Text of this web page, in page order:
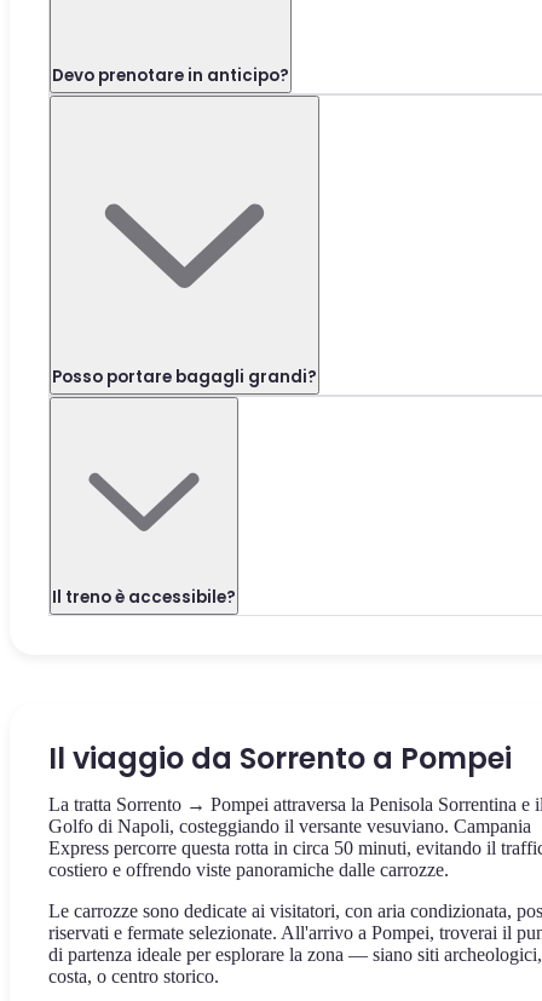
Devo prenotare in anticipo?
Posso portare bagagli grandi?
Il treno è accessibile?
Il viaggio da Sorrento a Pompei
La tratta Sorrento → Pompei attraversa la Penisola Sorrentina e
Golfo di Napoli, costeggiando il versante vesuviano. Campania
Express percorre questa rotta in circa 50 minuti, evitando il
costiero e offrendo viste panoramiche dalle carrozze.
Le carrozze sono dedicate ai visitatori, con aria condizionata,
riservati e fermate selezionate. All'arrivo a Pompei, troverai il
di partenza ideale per esplorare la zona — siano siti archeologici,
costa, o centro storico.